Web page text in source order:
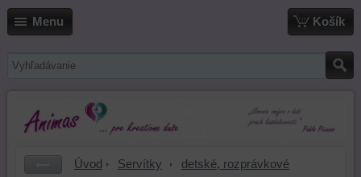
Menu Košík
Úvod Servítky detské, rozprávkové